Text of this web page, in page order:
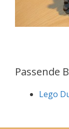
Passende
Lego